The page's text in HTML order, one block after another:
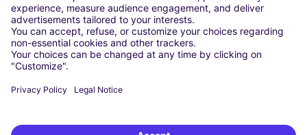
Milaan
Rome
Turijn
Wenen
Berlijn
Düsseldorf